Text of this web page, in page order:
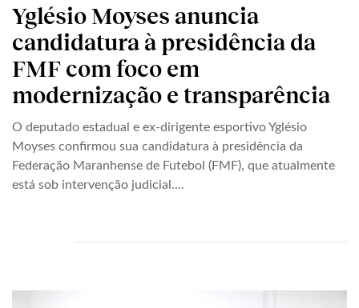
Yglésio Moyses anuncia
candidatura à presidência da
FMF com foco em
modernização e transparência
O deputado estadual e ex-dirigente esportivo Yglésio
Moyses confirmou sua candidatura à presidência da
Federação Maranhense de Futebol (FMF), que atualmente
está sob intervenção judicial....